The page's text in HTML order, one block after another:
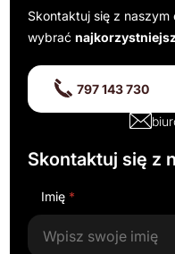
Skontaktuj się z
wybrać
797 143 730
Skontaktuj się z
Imię *